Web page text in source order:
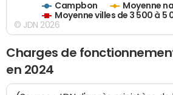
Campbon
Moyenne
Moyenne villes de 3 500 à
© JDN 2026
Charges de
en 2024